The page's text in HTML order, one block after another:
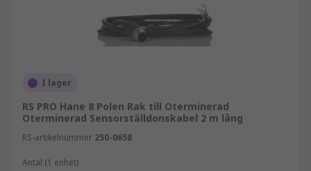
I lager
RS PRO Hane 8 Polen Rak till Oterminerad
Oterminerad Sensorställdonskabel 2 m lång
RS-artikelnummer 250-0658
Antal (1 enhet)